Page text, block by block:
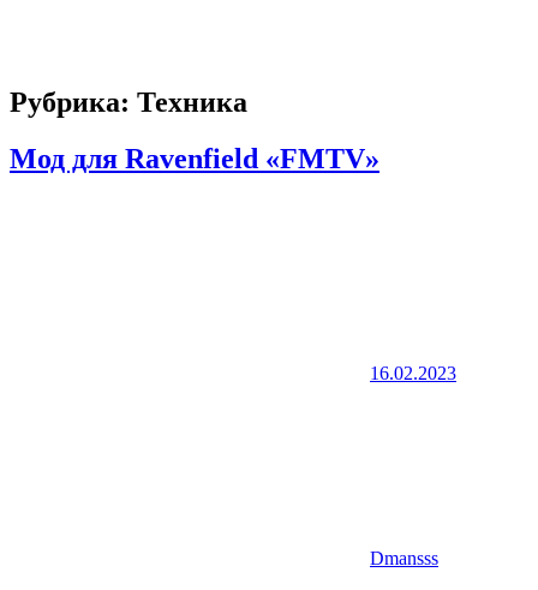
Рубрика: Техника
Мод для Ravenfield «FMTV»
16.02.2023
Dmansss